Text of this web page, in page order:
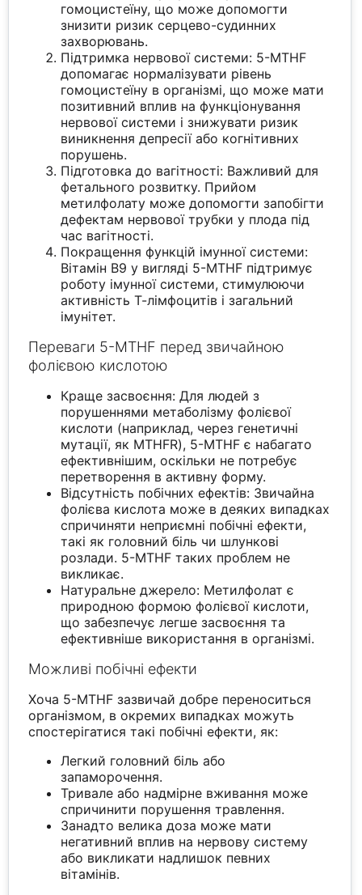
гомоцистеїну, що може допомогти
знизити ризик серцево-судинних
захворювань.
Підтримка нервової системи: 5-MTHF
допомагає нормалізувати рівень
гомоцистеїну в організмі, що може мати
позитивний вплив на функціонування
нервової системи і знижувати ризик
виникнення депресії або когнітивних
порушень.
Підготовка до вагітності: Важливий для
фетального розвитку. Прийом
метилфолату може допомогти запобігти
дефектам нервової трубки у плода під
час вагітності.
Покращення функцій імунної системи:
Вітамін B9 у вигляді 5-MTHF підтримує
роботу імунної системи, стимулюючи
активність Т-лімфоцитів і загальний
імунітет.
Переваги 5-MTHF перед звичайною
фолієвою кислотою
Краще засвоєння: Для людей з
порушеннями метаболізму фолієвої
кислоти (наприклад, через генетичні
мутації, як MTHFR), 5-MTHF є набагато
ефективнішим, оскільки не потребує
перетворення в активну форму.
Відсутність побічних ефектів: Звичайна
фолієва кислота може в деяких випадках
спричиняти неприємні побічні ефекти,
такі як головний біль чи шлункові
розлади. 5-MTHF таких проблем не
викликає.
Натуральне джерело: Метилфолат є
природною формою фолієвої кислоти,
що забезпечує легше засвоєння та
ефективніше використання в організмі.
Можливі побічні ефекти
Хоча 5-MTHF зазвичай добре переноситься
організмом, в окремих випадках можуть
спостерігатися такі побічні ефекти, як:
Легкий головний біль або
запаморочення.
Тривале або надмірне вживання може
спричинити порушення травлення.
Занадто велика доза може мати
негативний вплив на нервову систему
або викликати надлишок певних
вітамінів.